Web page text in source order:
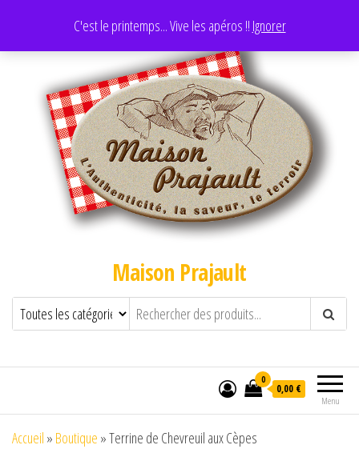
C'est le printemps... Vive les apéros !! Ignorer
Maison Prajault
Menu
0
0,00 €
Accueil » Boutique »Terrine de Chevreuil aux Cèpes